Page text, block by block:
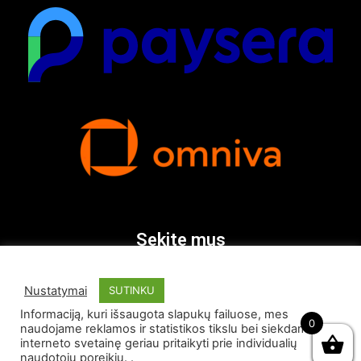
Sekite mus
Nustatymai SUTINKU
Informaciją, kuri išsaugota slapukų failuose, mes
naudojame reklamos ir statistikos tikslu bei siekdami
interneto svetainę geriau pritaikyti prie individualių
naudotojų poreikių. .
0